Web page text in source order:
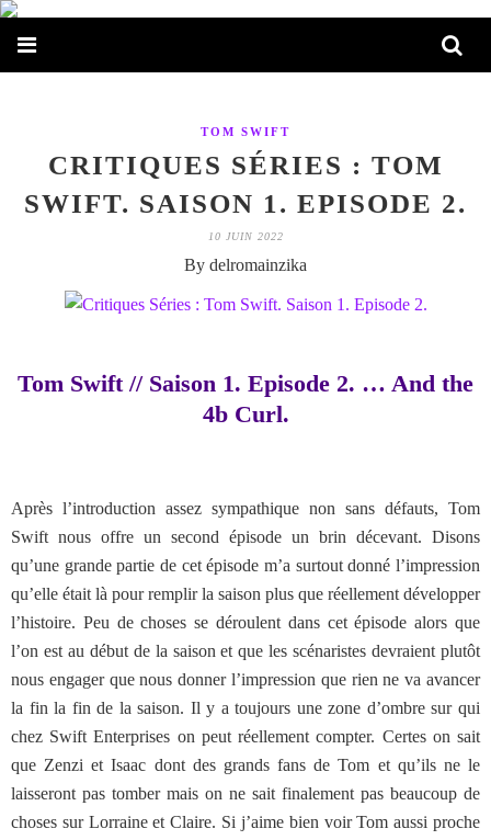
TOM SWIFT
CRITIQUES SÉRIES : TOM
SWIFT. SAISON 1. EPISODE 2.
10 JUIN 2022
By delromainzika
Tom Swift // Saison 1. Episode 2. … And the
4b Curl.
Après l’introduction assez sympathique non sans défauts, Tom
Swift nous offre un second épisode un brin décevant. Disons
qu’une grande partie de cet épisode m’a surtout donné l’impression
qu’elle était là pour remplir la saison plus que réellement développer
l’histoire. Peu de choses se déroulent dans cet épisode alors que
l’on est au début de la saison et que les scénaristes devraient plutôt
nous engager que nous donner l’impression que rien ne va avancer
la fin la fin de la saison. Il y a toujours une zone d’ombre sur qui
chez Swift Enterprises on peut réellement compter. Certes on sait
que Zenzi et Isaac dont des grands fans de Tom et qu’ils ne le
laisseront pas tomber mais on ne sait finalement pas beaucoup de
choses sur Lorraine et Claire. Si j’aime bien voir Tom aussi proche